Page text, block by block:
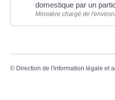
domestique par un
Ministère chargé de
© Direction de l'information légale et